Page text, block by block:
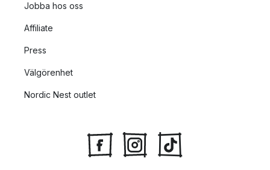
Jobba hos oss
Affiliate
Press
Välgörenhet
Nordic Nest outlet